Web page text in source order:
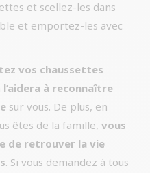
et scellez-les dans
et emportez-les avec
vos chaussettes
l’aidera à reconnaître
sur vous. De plus, en
êtes de la famille, vous
de retrouver la vie
. Si vous demandez à tous